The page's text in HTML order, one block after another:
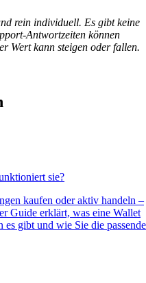
rein individuell. Es gibt keine
Antwortzeiten können
Wert kann steigen oder fallen.
sie?
kaufen oder aktiv handeln –
Guide erklärt, was eine Wallet
gibt und wie Sie die passende